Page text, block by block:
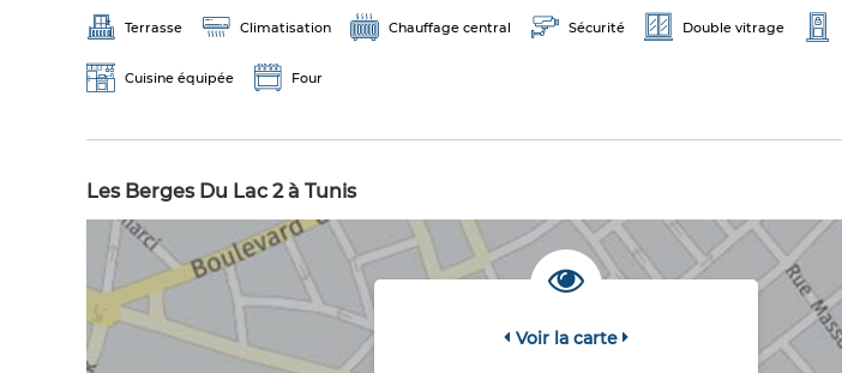
Terrasse Climatisation Chauffage central Sécurité Double vitrage
Cuisine équipée Four
Les Berges Du Lac 2 à Tunis
Voir la carte